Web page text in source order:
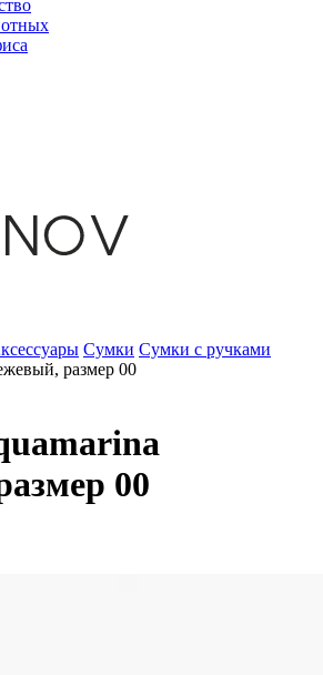
Сумки Сумки с ручками
размер 00
00